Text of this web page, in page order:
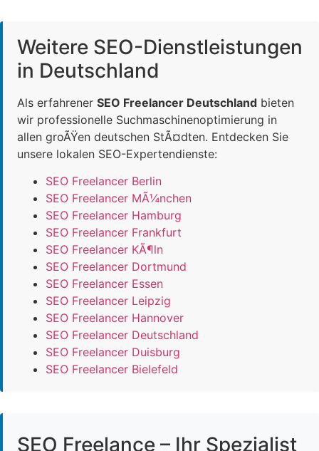
Weitere SEO-Dienstleistungen
in Deutschland
Als erfahrener SEO Freelancer Deutschland bieten
wir professionelle Suchmaschinenoptimierung in
allen groÃŸen deutschen StÃ¤dten. Entdecken Sie
unsere lokalen SEO-Expertendienste:
SEO Freelancer Berlin
SEO Freelancer MÃ¼nchen
SEO Freelancer Hamburg
SEO Freelancer Frankfurt
SEO Freelancer KÃ¶ln
SEO Freelancer Dortmund
SEO Freelancer Essen
SEO Freelancer Leipzig
SEO Freelancer Hannover
SEO Freelancer Deutschland
SEO Freelancer Duisburg
SEO Freelancer Bielefeld
SEO Freelance – Ihr Spezialist